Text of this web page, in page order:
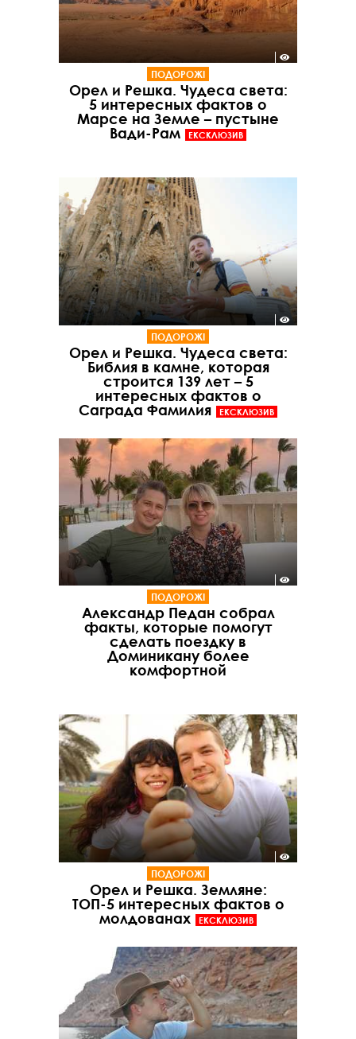
ПОДОРОЖІ
Орел и Решка. Чудеса света:
5 интересных фактов о
Марсе на Земле – пустыне
Вади-Рам
ЕКСКЛЮЗИВ
ПОДОРОЖІ
Орел и Решка. Чудеса света:
Библия в камне, которая
строится 139 лет – 5
интересных фактов о
Саграда Фамилия
ЕКСКЛЮЗИВ
ПОДОРОЖІ
Александр Педан собрал
факты, которые помогут
сделать поездку в
Доминикану более
комфортной
ПОДОРОЖІ
Орел и Решка. Земляне:
ТОП-5 интересных фактов о
молдованах
ЕКСКЛЮЗИВ